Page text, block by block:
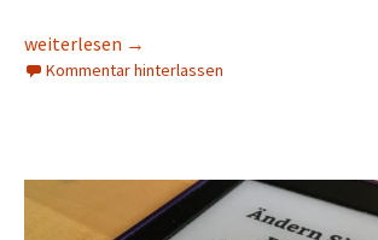
Das Beste, was wir tun können, ist nichts
weiterlesen →
Kommentar hinterlassen